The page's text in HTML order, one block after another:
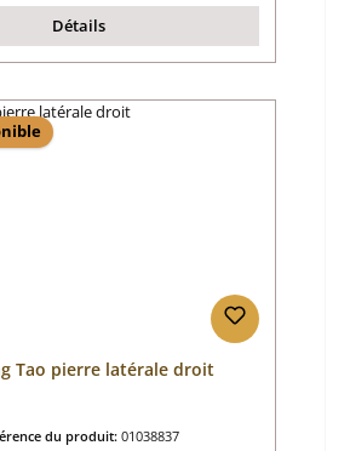
Détails
Tao pierre latérale droit
du produit: 01038837